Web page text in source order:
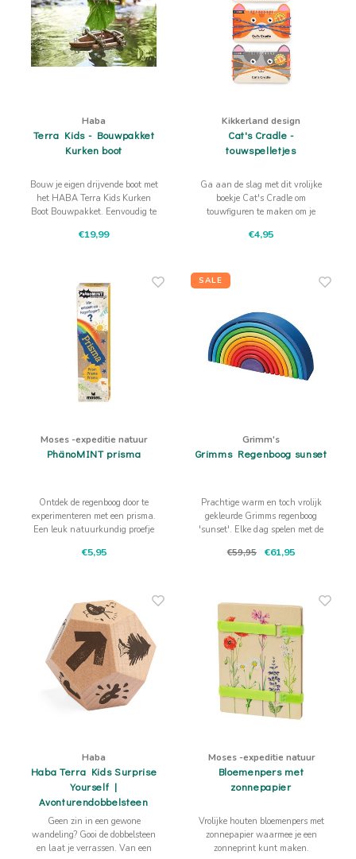
Haba
Terra Kids - Bouwpakket
Kurken boot
Bouw je eigen drijvende boot met
het HABA Terra Kids Kurken
Boot Bouwpakket. Eenvoudig te
natuurlijke materialen en ideaal
€19,99
Kikkerland design
Cat's Cradle -
touwspelletjes
Ga aan de slag met dit vrolijke
boekje Cat's Cradle om
touwfiguren te maken om je
nog steeds leuk is!
€4,95
Moses -expeditie natuur
PhänoMINT prisma
Ontdek de regenboog door te
experimenteren met een prisma.
Een leuk natuurkundig proefje
€5,95
SALE
Grimm's
Grimms Regenboog sunset
Prachtige warm en toch vrolijk
gekleurde Grimms regenboog
'sunset'. Elke dag spelen met de
dat fantasie laat groeien?
€59,95 €61,95
Haba
Haba Terra Kids Surprise
Yourself |
Avonturendobbelsteen
Geen zin in een gewone
wandeling? Gooi de dobbelsteen
en laat je verrassen. Van een
Moses -expeditie natuur
Bloemenpers met
zonnepapier
Vrolijke houten bloemenpers met
zonnepapier waarmee je een
zonneprint kunt maken.